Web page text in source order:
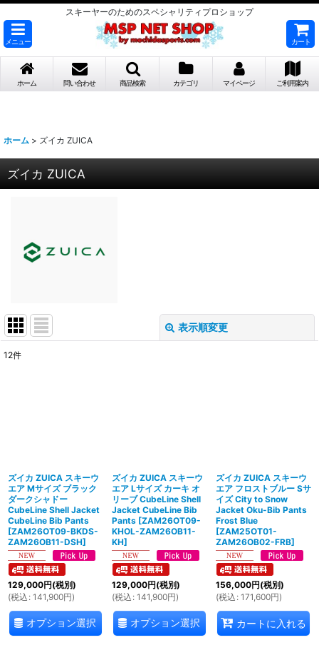
スキーヤーのためのスペシャリティプロショップ
メニュー カート
ホーム 問い合わせ 商品検索 カテゴリ マイページ ご利用案内
ホーム > ズイカ ZUICA
ズイカ ZUICA
表示順変更
絞り込む
12件
ズイカ ZUICA スキーウ
エア Mサイズ ブラック
ダークシャドー
CubeLine Shell Jacket
CubeLine Bib Pants
[ZAM26OT09-BKDS-
ZAM26OB11-DSH]
129,000円(税別)
(税込 : 141,900円)
オプション選択
ズイカ ZUICA スキーウ
エア Lサイズ カーキ オ
リーブ CubeLine Shell
Jacket CubeLine Bib
Pants [ZAM26OT09-
KHOL-ZAM26OB11-
KH]
129,000円(税別)
(税込 : 141,900円)
オプション選択
ズイカ ZUICA スキーウ
エア フロストブルー Sサ
イズ City to Snow
Jacket Oku-Bib Pants
Frost Blue
[ZAM25OT01-
ZAM26OB02-FRB]
156,000円(税別)
(税込 : 171,600円)
カートに入れる